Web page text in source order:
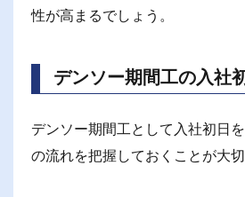
性が高まるでしょう。
デンソー期間工の入社
デンソー期間工として入社初日
の流れを把握しておくことが大切